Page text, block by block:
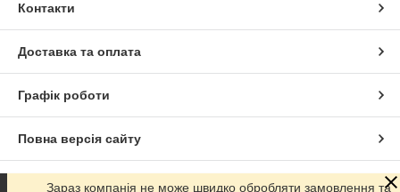
Контакти
Доставка та оплата
Графік роботи
Повна версія сайту
Сайт створено на маркетплейсіProm.ua
Зараз компанія не може швидко обробляти замовлення та